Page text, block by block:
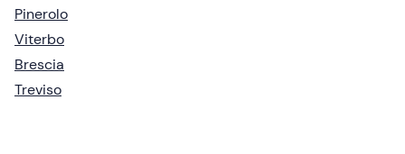
Pinerolo
Viterbo
Brescia
Treviso